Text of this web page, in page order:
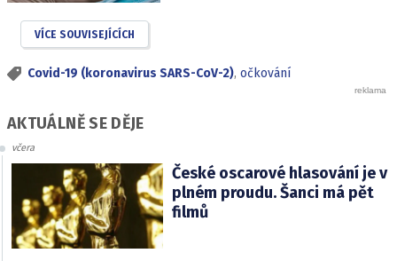
VÍCE SOUVISEJÍCÍCH
Covid-19 (koronavirus SARS-CoV-2), očkování
AKTUÁLNĚ SE DĚJE
včera
České oscarové hlasování je v
plném proudu. Šanci má pět
filmů